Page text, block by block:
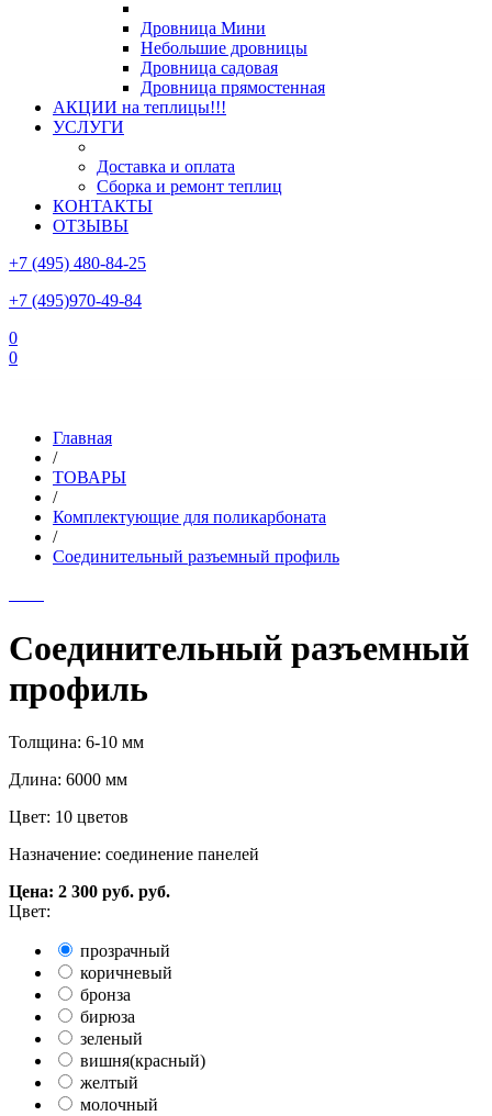
Дровница Мини
Небольшие дровницы
Дровница садовая
Дровница прямостенная
АКЦИИ на теплицы!!!
УСЛУГИ
Доставка и оплата
Сборка и ремонт теплиц
КОНТАКТЫ
ОТЗЫВЫ
+7 (495) 480-84-25
+7 (495)970-49-84
0
0
Главная
/
ТОВАРЫ
/
Комплектующие для поликарбоната
/
Соединительный разъемный профиль
Соединительный разъемный
профиль
Толщина: 6-10 мм
Длина: 6000 мм
Цвет: 10 цветов
Назначение: соединение панелей
Цена: 2 300 руб. руб.
Цвет:
прозрачный
коричневый
бронза
бирюза
зеленый
вишня(красный)
желтый
молочный